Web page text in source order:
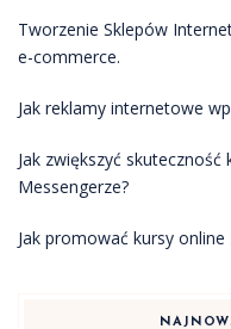
Tworzenie Sklepów
e-commerce.
Jak reklamy internetowe
Jak zwiększyć
Messengerze?
Jak promować kursy